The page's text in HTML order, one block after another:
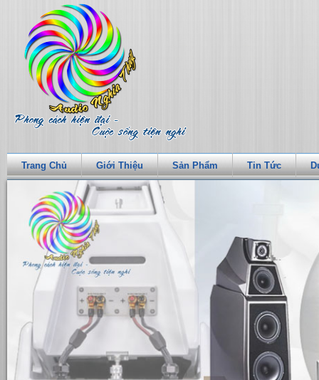
Trang Chủ Giới Thiệu Sản Phẩm Tin Tức